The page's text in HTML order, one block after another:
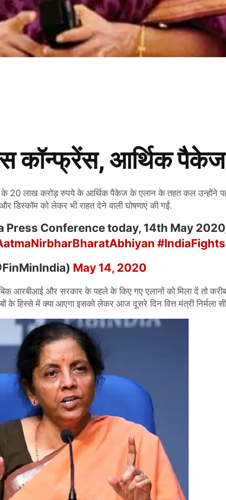
कॉन्फ्रेंस, आर्थिक
के 20 लाख करोड़ रुपये के आर्थिक पैकेज के एलान के तहत कल उन्होंने
को लेकर भी राहत देने वाली घोषणाएं की गईं.
Press Conference today, 14th May
May 14, 2020
आरबीआई और सरकार के पहले के किए गए एलानों को मिला दें तो
हिस्से में क्या आएगा इसको लेकर आज दूसरे दिन वित्त मंत्री निर्मला